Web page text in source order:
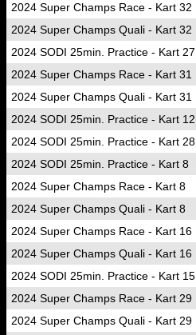
2024 Super Champs Race - Kart 32
2024 Super Champs Quali - Kart 32
2024 SODI 25min. Practice - Kart 27
2024 Super Champs Race - Kart 31
2024 Super Champs Quali - Kart 31
2024 SODI 25min. Practice - Kart 12
2024 SODI 25min. Practice - Kart 28
2024 SODI 25min. Practice - Kart 8
2024 Super Champs Race - Kart 8
2024 Super Champs Quali - Kart 8
2024 Super Champs Race - Kart 16
2024 Super Champs Quali - Kart 16
2024 SODI 25min. Practice - Kart 15
2024 Super Champs Race - Kart 29
2024 Super Champs Quali - Kart 29